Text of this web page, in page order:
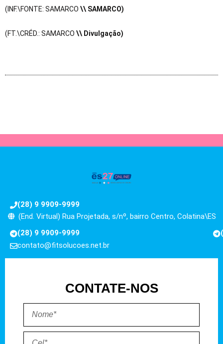
(INF.\FONTE: SAMARCO \\ SAMARCO)
(FT.\CRÉD.: SAMARCO \\ Divulgação)
(28) 9 9909-9999
(End. Virtual) Rua Projetada, s/nº, bairro Centro, Colatina\ES
(28) 9 9909-9999
contato@fitsolucoes.net.br
CONTATE-NOS